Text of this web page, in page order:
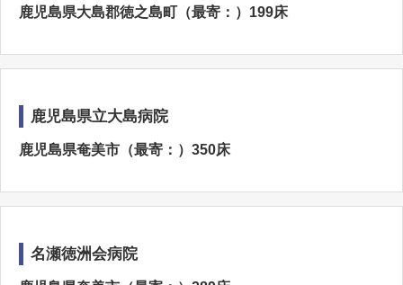
鹿児島県大島郡徳之島町（最寄：）199床
鹿児島県立大島病院
鹿児島県奄美市（最寄：）350床
名瀬徳洲会病院